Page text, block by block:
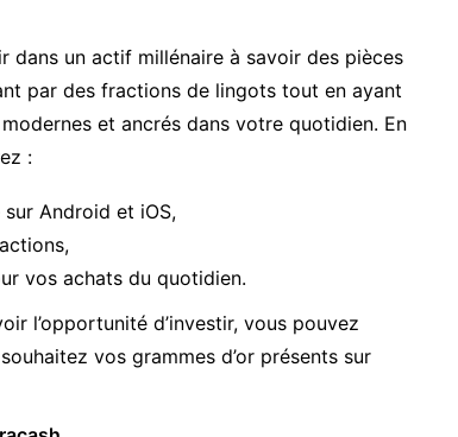
dans un actif millénaire à savoir des pièces
par des fractions de lingots tout en ayant
et ancrés dans votre quotidien. En
:
Android et iOS,
vos achats du quotidien.
l’opportunité d’investir, vous pouvez
vos grammes d’or présents sur